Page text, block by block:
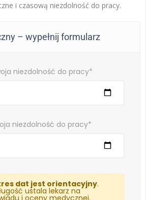
i czasową niezdolność do pracy.
– wypełnij formularz
niezdolność do pracy*
niezdolność do pracy*
dat jest orientacyjny.
ustala lekarz na